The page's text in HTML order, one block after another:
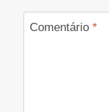
Comentário *